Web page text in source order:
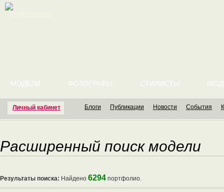
Личный кабинет
МОДЕЛИ ФОТОГРАФЫ СТИЛИСТЫ
Блоги Публикации Новости События
Расширенный поиск модели
Результаты поиска: Найдено 6294 портфолио.